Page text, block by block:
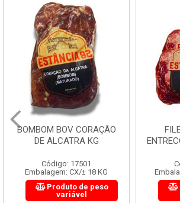
BOMBOM BOV CORAÇÃO
DE ALCATRA KG
Código: 17501
Embalagem: CX/± 18 KG
Produto de peso
variável